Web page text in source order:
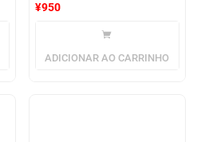
¥950
ADICIONAR AO CARRINHO